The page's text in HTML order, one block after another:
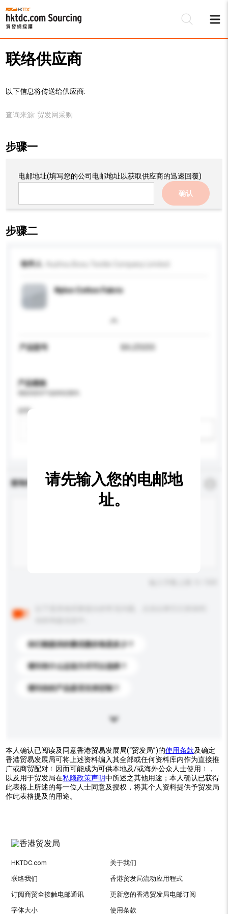
联络供应商
以下信息将传送给供应商:
查询来源: 贸发网采购
步骤一
电邮地址(填写您的公司电邮地址以获取供应商的迅速回覆)
确认
步骤二
收件人
Nylon Cotton Fabric
产品型号 BXJZ0255
产品规格
材料
查询内容 *必须填写
你们能提供的最优惠价格是多少？
请问有什么运送方式可以选择？
请问你的产品是否支持定制？
请先输入您的电邮地
址。
本人确认已阅读及同意香港贸易发展局(“贸发局”)的使用条款及确定
香港贸易发展局可将上述资料编入其全部或任何资料库内作为直接推
广或商贸配对﹝因而可能成为可供本地及/或海外公众人士使用﹞，
以及用于贸发局在私隐政策声明中所述之其他用途；本人确认已获得
此表格上所述的每一位人士同意及授权，将其个人资料提供予贸发局
作此表格提及的用途。
HKTDC.com 关于我们
联络我们 香港贸发局流动应用程式
订阅商贸全接触电邮通讯 更新您的香港贸发局电邮订阅
字体大小 使用条款